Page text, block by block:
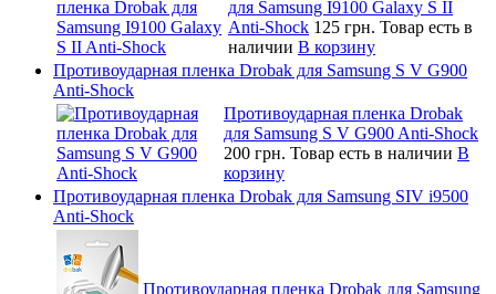
для Samsung I9100 Galaxy S II
Anti-Shock 125 грн. Товар есть в
наличии В корзину
Противоударная пленка Drobak для Samsung S V G900
Anti-Shock
Противоударная пленка Drobak
для Samsung S V G900 Anti-Shock
200 грн. Товар есть в наличии В
корзину
Противоударная пленка Drobak для Samsung SIV i9500
Anti-Shock
Противоударная пленка Drobak для Samsung